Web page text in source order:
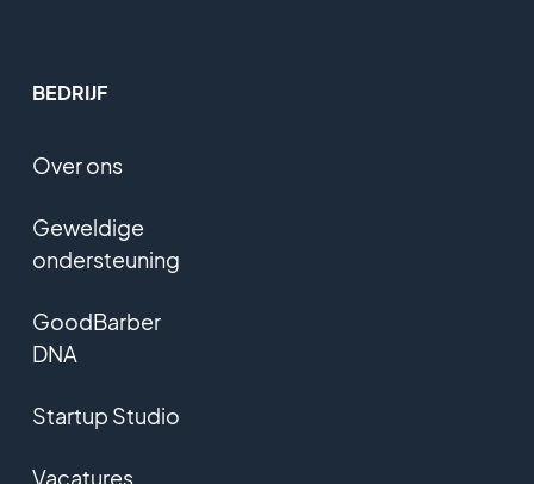
BEDRIJF
Over ons
Geweldige
ondersteuning
GoodBarber
DNA
Startup Studio
Vacatures